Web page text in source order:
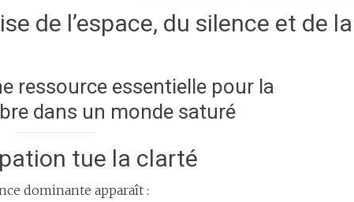
de l’espace, du silence et de la
ressource essentielle pour la
dans un monde saturé
tue la clarté
dominante apparaît :